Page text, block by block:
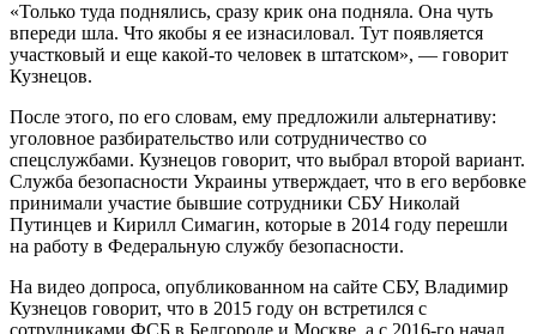
«Только туда поднялись, сразу крик она подняла. Она чуть
впереди шла. Что якобы я ее изнасиловал. Тут появляется
участковый и еще какой-то человек в штатском», — говорит
Кузнецов.
После этого, по его словам, ему предложили альтернативу:
уголовное разбирательство или сотрудничество со
спецслужбами. Кузнецов говорит, что выбрал второй вариант.
Служба безопасности Украины утверждает, что в его вербовке
принимали участие бывшие сотрудники СБУ Николай
Путинцев и Кирилл Симагин, которые в 2014 году перешли
на работу в Федеральную службу безопасности.
На видео допроса, опубликованном на сайте СБУ, Владимир
Кузнецов говорит, что в 2015 году он встретился с
сотрудниками ФСБ в Белгороде и Москве, а с 2016-го начал